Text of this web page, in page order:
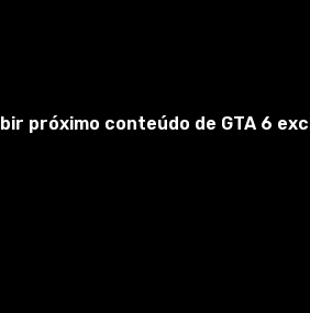
próximo conteúdo de GTA 6